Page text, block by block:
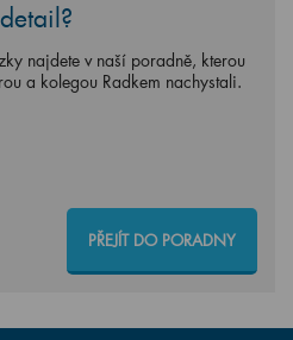
najdete v naší poradně, kterou
a kolegou Radkem nachystali.
PŘEJÍT DO PORADNY